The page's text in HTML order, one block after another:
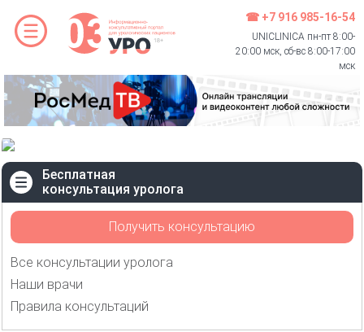
☎ +7 916 985-16-54
UNICLINICA пн-пт 8:00-
20:00 мск, сб-вс 8:00-17:00
мск
Бесплатная
консультация уролога
Получить консультацию
Все консультации уролога
Наши врачи
Правила консультаций